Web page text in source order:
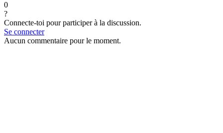
0
?
Connecte-toi pour participer à la discussion.
Se connecter
Aucun commentaire pour le moment.